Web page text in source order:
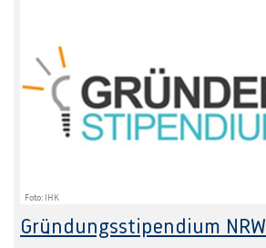
Foto: IHK
Gründungsstipendium NRW